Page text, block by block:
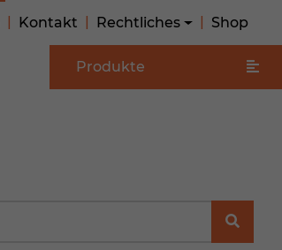
Kontakt Rechtliches Shop
Produkte